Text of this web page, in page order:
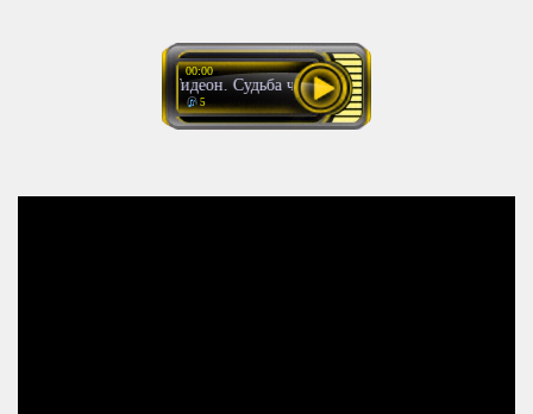
Гидеон. Судьба человека Часть 2
00:00
5